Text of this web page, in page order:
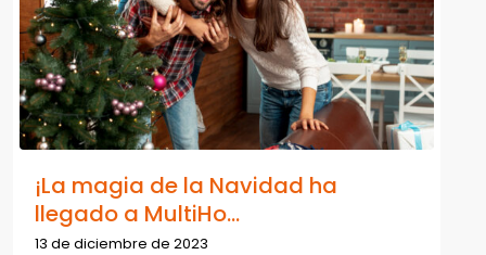
¡La magia de la Navidad ha
llegado a MultiHo...
13 de diciembre de 2023